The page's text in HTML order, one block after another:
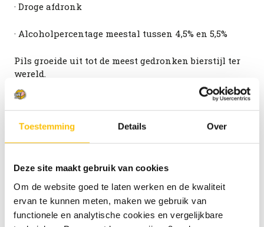
Toestemming Details Over
Deze site maakt gebruik van cookies
Om de website goed te laten werken en de kwaliteit
ervan te kunnen meten, maken we gebruik van
functionele en analytische cookies en vergelijkbare
· Droge afdronk
· Alcoholpercentage meestal tussen 4,5% en 5,5%
Pils groeide uit tot de meest gedronken bierstijl ter
wereld.
Is pils hetzelfde als lager?
Een Helles is bijvoorbeeld minder bitter en wat
broodachtiger van smaak. Een Vienna lager is
moutiger en amberkleurig. Een Dunkel is donker en
rijker van karakter.